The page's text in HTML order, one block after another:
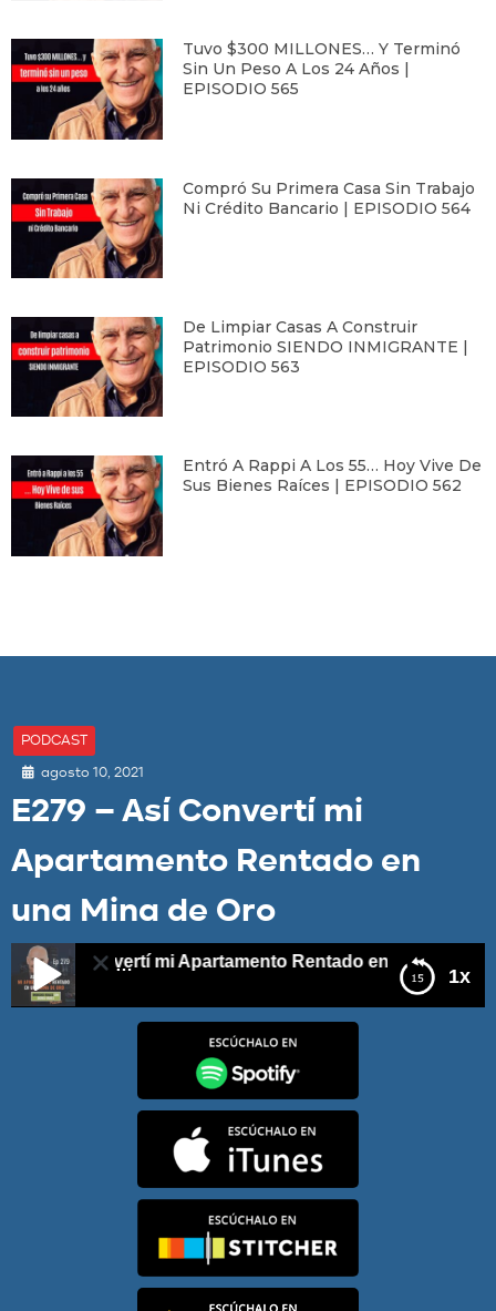
Tuvo $300 MILLONES… Y Terminó
Sin Un Peso A Los 24 Años |
EPISODIO 565
Compró Su Primera Casa Sin Trabajo
Ni Crédito Bancario | EPISODIO 564
De Limpiar Casas A Construir
Patrimonio SIENDO INMIGRANTE |
EPISODIO 563
Entró A Rappi A Los 55… Hoy Vive De
Sus Bienes Raíces | EPISODIO 562
PODCAST
agosto 10, 2021
E279 – Así Convertí mi
Apartamento Rentado en
una Mina de Oro
1x
Así Convertí mi Apartamento Rentado en una Mina de Oro
E279 – Así Convertí mi Apartamento Rentado en una